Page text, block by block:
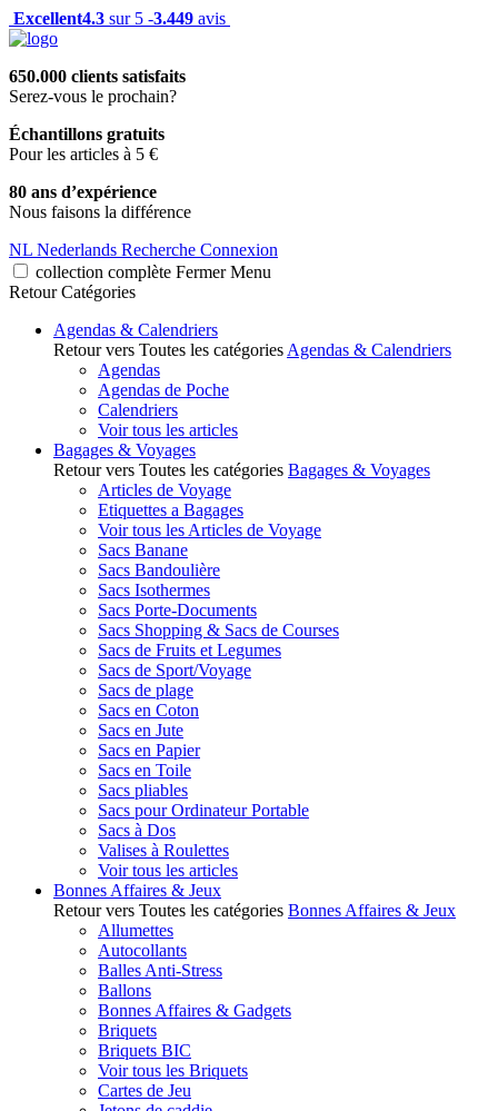
Excellent4.3 sur 5 -3.449 avis
650.000 clients satisfaits
Serez-vous le prochain?
Échantillons gratuits
Pour les articles à 5 €
80 ans d’expérience
Nous faisons la différence
NL Nederlands Recherche Connexion
collection complète Fermer Menu
Retour Catégories
Agendas & Calendriers
Retour vers Toutes les catégories Agendas & Calendriers
Agendas
Agendas de Poche
Calendriers
Voir tous les articles
Bagages & Voyages
Retour vers Toutes les catégories Bagages & Voyages
Articles de Voyage
Etiquettes a Bagages
Voir tous les Articles de Voyage
Sacs Banane
Sacs Bandoulière
Sacs Isothermes
Sacs Porte-Documents
Sacs Shopping & Sacs de Courses
Sacs de Fruits et Legumes
Sacs de Sport/Voyage
Sacs de plage
Sacs en Coton
Sacs en Jute
Sacs en Papier
Sacs en Toile
Sacs pliables
Sacs pour Ordinateur Portable
Sacs à Dos
Valises à Roulettes
Voir tous les articles
Bonnes Affaires & Jeux
Retour vers Toutes les catégories Bonnes Affaires & Jeux
Allumettes
Autocollants
Balles Anti-Stress
Ballons
Bonnes Affaires & Gadgets
Briquets
Briquets BIC
Voir tous les Briquets
Cartes de Jeu